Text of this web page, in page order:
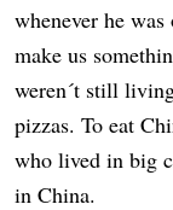
whenever he
make us
weren´t still
pizzas. To eat
who lived in big
in China.